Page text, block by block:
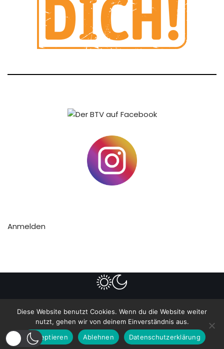
Anmelden
Anmelden
Neve| Präsentiert vonWordPress
Diese Website benutzt Cookies. Wenn du die Website weiter
nutzt, gehen wir von deinem Einverständnis aus.
Akzeptieren
Ablehnen Datenschutzerklärung